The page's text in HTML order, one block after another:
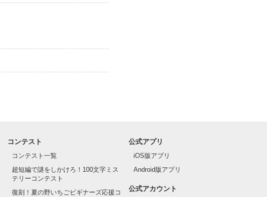
コンテスト
コンテスト一覧
超短編で謎をしかけろ！100文字ミス
テリーコンテスト
復刻！夏の野いちごビギナーズ応援コ
公式アプリ
iOS版アプリ
Android版アプリ
公式アカウント